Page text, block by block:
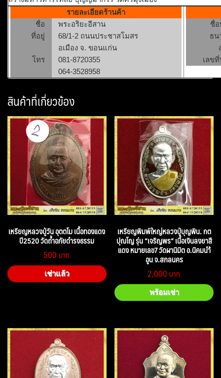
รายละเอียดร้านค้า
ชื่อ
พระอริยะอีสาน
ที่อยู่
68/1-2 ถนนประชาสโมสร
อเมือง จ. ขอนแก่น
โทร
081-8720355
064-3528958
ชื่
ธน
เลข
สินค้าที่เกี่ยวข้อง
เหรียญหลวงปู่วัน อุตตโม เนื้อทองแดง
ปี2520 วัดถ้ำอภัยดำรงธรรม
500
เช่าแล้ว
เหรียญพิมพ์ใหญ่หลวงปู่บุญพิน. กต
ปุณโญ รุ่น “เจริญพร” เนื้อเงินลงยาสี
แดง หมายเลข7 วัดผานิมิต อ.นิคมนำ้
อูน จ.สกลนคร
2,000
พร้อมเช่า